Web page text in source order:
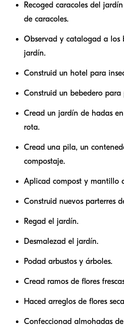
Recoged caracoles del
de caracoles.
Observad y catalogad a los
jardín.
Construid un hotel para
Construid un bebedero
Cread un jardín de hadas
rota.
Cread una pila, un
compostaje.
Aplicad compost y mantillo
Construid nuevos parterres
Regad el jardín.
Desmalezad el jardín.
Podad arbustos y árboles.
Cread ramos de flores
Haced arreglos de flores
Confeccionad almohadas